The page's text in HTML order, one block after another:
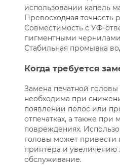
использовании капель
Превосходная точность
Совместимость с УФ-
пигментными
Стабильная промывка
Когда требуется
Замена печатной головы
необходима при
появлении полос или
отпечатках, а также при
повреждениях.
головы может привести
принтера и увеличению
обслуживание.